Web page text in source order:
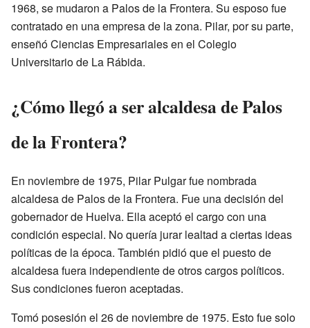
1968, se mudaron a Palos de la Frontera. Su esposo fue
contratado en una empresa de la zona. Pilar, por su parte,
enseñó Ciencias Empresariales en el Colegio
Universitario de La Rábida.
¿Cómo llegó a ser alcaldesa de Palos
de la Frontera?
En noviembre de 1975, Pilar Pulgar fue nombrada
alcaldesa de Palos de la Frontera. Fue una decisión del
gobernador de Huelva. Ella aceptó el cargo con una
condición especial. No quería jurar lealtad a ciertas ideas
políticas de la época. También pidió que el puesto de
alcaldesa fuera independiente de otros cargos políticos.
Sus condiciones fueron aceptadas.
Tomó posesión el 26 de noviembre de 1975. Esto fue solo